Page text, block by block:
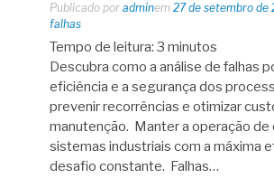
Publicado por adminem 27 de setembro de
falhas
Tempo de leitura: 3 minutos
Descubra como a análise de falhas
eficiência e a segurança dos
prevenir recorrências e otimizar
manutenção. Manter a operação de
sistemas industriais com a máxima
desafio constante. Falhas…